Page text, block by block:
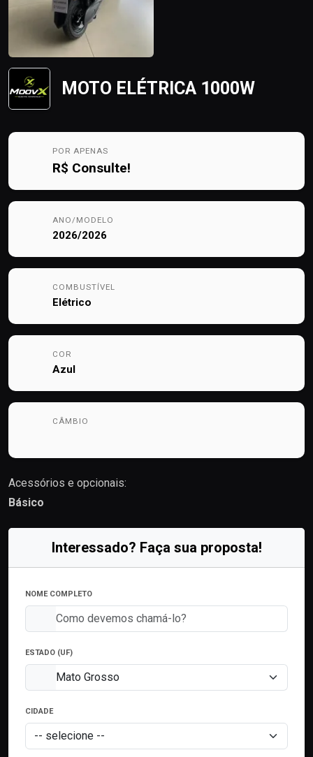
MOTO ELÉTRICA 1000W
POR APENAS
R$ Consulte!
ANO/MODELO
2026/2026
COMBUSTÍVEL
Elétrico
COR
Azul
CÂMBIO
Acessórios e opcionais:
Básico
Interessado? Faça sua proposta!
NOME COMPLETO
ESTADO (UF)
CIDADE